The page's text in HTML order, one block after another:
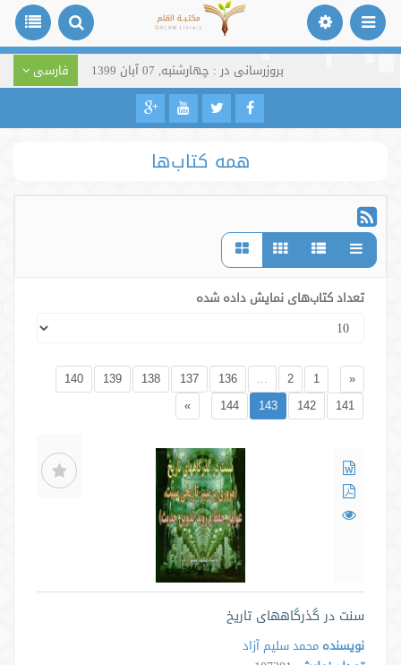
بروزرسانی در : چهارشنبه, 07 آبان 1399 فارسی
همه کتاب‌ها
تعداد کتاب‌های نمایش داده شده
«
1
2
...
136
137
138
139
140
141
142
143
144
»
سنت در گذرگاههای تاریخ
نویسنده محمد سلیم آزاد